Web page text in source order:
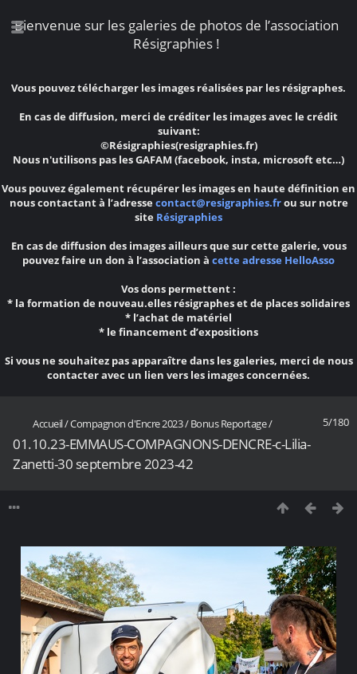
Bienvenue sur les galeries de photos de l’association
Résigraphies !
Vous pouvez télécharger les images réalisées par les résigraphes.
En cas de diffusion, merci de créditer les images avec le crédit
suivant:
©Résigraphies(resigraphies.fr)
Nous n'utilisons pas les GAFAM (facebook, insta, microsoft etc…)
Vous pouvez également récupérer les images en haute définition en
nous contactant à l’adresse contact@resigraphies.frou sur notre
site Résigraphies
En cas de diffusion des images ailleurs que sur cette galerie, vous
pouvez faire un don à l’association à cette adresse HelloAsso
Vos dons permettent :
* la formation de nouveau.elles résigraphes et de places solidaires
* l’achat de matériel
* le financement d’expositions
Si vous ne souhaitez pas apparaître dans les galeries, merci de nous
contacter avec un lien vers les images concernées.
5/180
Accueil/Compagnon d'Encre 2023/Bonus Reportage/
01.10.23-EMMAUS-COMPAGNONS-DENCRE-c-Lilia-
Zanetti-30 septembre 2023-42